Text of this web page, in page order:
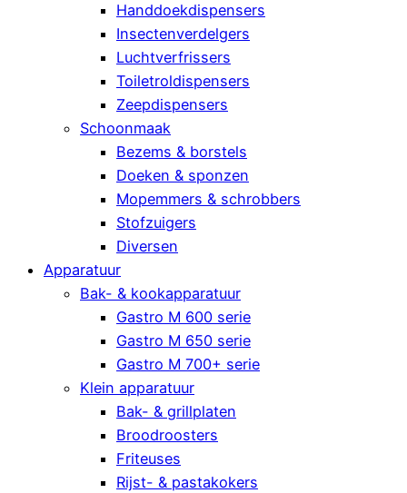
Handdoekdispensers
Insectenverdelgers
Luchtverfrissers
Toiletroldispensers
Zeepdispensers
Schoonmaak
Bezems & borstels
Doeken & sponzen
Mopemmers & schrobbers
Stofzuigers
Diversen
Apparatuur
Bak- & kookapparatuur
Gastro M 600 serie
Gastro M 650 serie
Gastro M 700+ serie
Klein apparatuur
Bak- & grillplaten
Broodroosters
Friteuses
Rijst- & pastakokers